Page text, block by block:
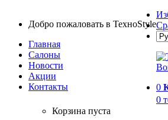
Добро пожаловать в TexноStyle
Главная
Салоны
Новости
Aкции
Контакты
0
0
Корзина пуста